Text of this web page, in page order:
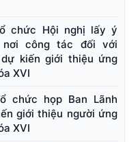
chức Hội nghị lấy ý
công tác đối với
kiến giới thiệu ứng
XVI
chức họp Ban Lãnh
giới thiệu người ứng
XVI